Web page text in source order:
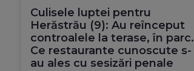
Culisele luptei pentru
Herăstrău (9): Au reînceput
controalele la terase, în parc.
Ce restaurante cunoscute s-
au ales cu sesizări penale